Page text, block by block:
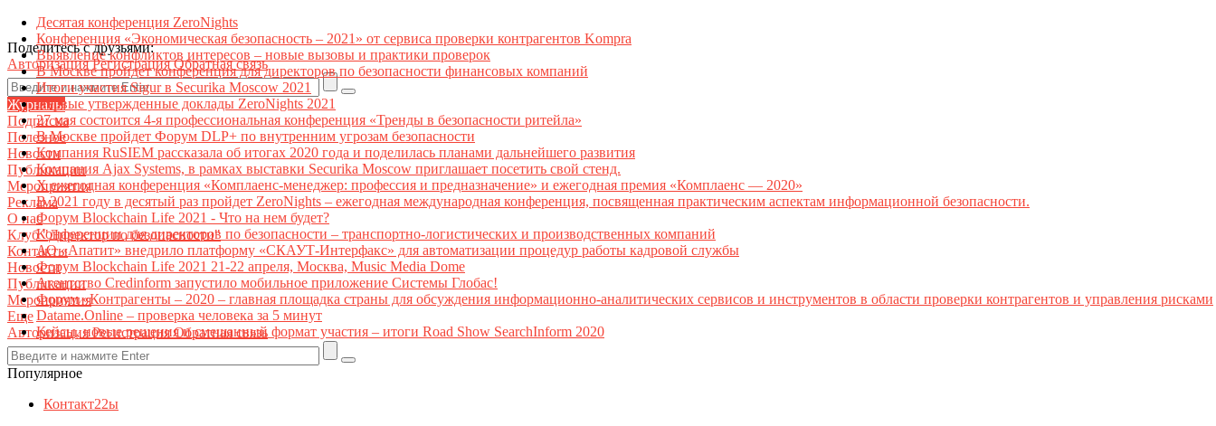
Поделитесь с друзьями:
АвторизацияРегистрацияОбратная связь
Журналы
Подписка
Полезное
Новости
Публикации
Мероприятия
Реклама
О нас
Клуб "Директор по безопасности"
Контакты
Новости
Публикации
Мероприятия
Еще
АвторизацияРегистрацияОбратная связь
Популярное
Десятая конференция ZeroNights
Конференция «Экономическая безопасность – 2021» от сервиса проверки контрагентов Kompra
Выявление конфликтов интересов – новые вызовы и практики проверок
В Москве пройдет конференция для директоров по безопасности финансовых компаний
Итоги участия Sigur в Securika Moscow 2021
Первые утвержденные доклады ZeroNights 2021
27 мая состоится 4-я профессиональная конференция «Тренды в безопасности ритейла»
В Москве пройдет Форум DLP+ по внутренним угрозам безопасности
Компания RuSIEM рассказала об итогах 2020 года и поделилась планами дальнейшего развития
Компания Ajax Systems, в рамках выставки Securika Moscow приглашает посетить свой стенд.
X ежегодная конференция «Комплаенс-менеджер: профессия и предназначение» и ежегодная премия «Комплаенс — 2020»
В 2021 году в десятый раз пройдет ZeroNights – ежегодная международная конференция, посвященная практическим аспектам информационной безопасности.
Форум Blockchain Life 2021 - Что на нем будет?
Конференции для директоров по безопасности – транспортно-логистических и производственных компаний
АО «Апатит» внедрило платформу «СКАУТ-Интерфакс» для автоматизации процедур работы кадровой службы
Форум Blockchain Life 2021 21-22 апреля, Москва, Music Media Dome
Агентство Credinform запустило мобильное приложение Системы Глобас!
Форум «Контрагенты – 2020 – главная площадка страны для обсуждения информационно-аналитических сервисов и инструментов в области проверки контрагентов и управления рисками
Datame.Online – проверка человека за 5 минут
Кейсы, новые решения и смешанный формат участия – итоги Road Show SearchInform 2020
Контакт22ы